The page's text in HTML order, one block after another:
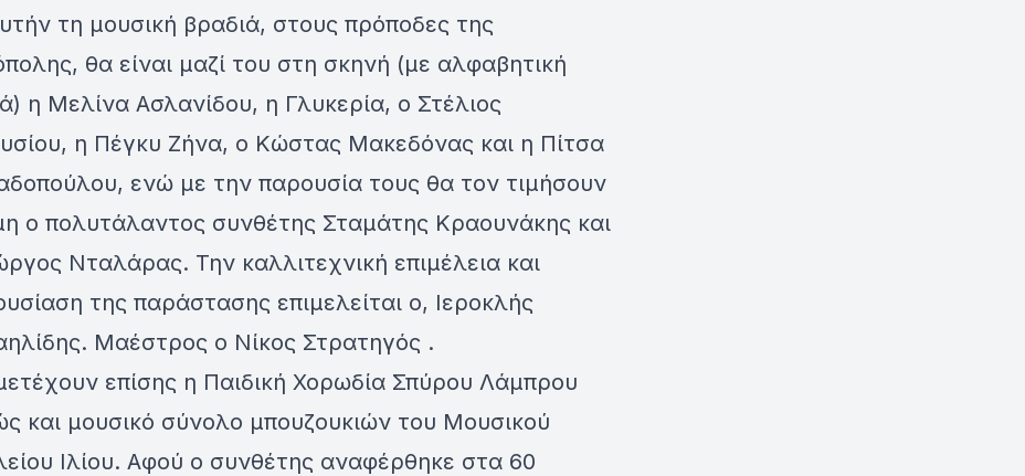
τη μουσική βραδιά, στους πρόποδες της
θα είναι μαζί του στη σκηνή (με αλφαβητική
η Μελίνα Ασλανίδου, η Γλυκερία, ο Στέλιος
η Πέγκυ Ζήνα, ο Κώστας Μακεδόνας και η Πίτσα
ενώ με την παρουσία τους θα τον τιμήσουν
ο πολυτάλαντος συνθέτης Σταμάτης Κραουνάκης και
Νταλάρας. Την καλλιτεχνική επιμέλεια και
της παράστασης επιμελείται ο, Ιεροκλής
Μαέστρος ο Νίκος Στρατηγός .
επίσης η Παιδική Χορωδία Σπύρου Λάμπρου
και μουσικό σύνολο μπουζουκιών του Μουσικού
Ιλίου. Αφού ο συνθέτης αναφέρθηκε στα 60